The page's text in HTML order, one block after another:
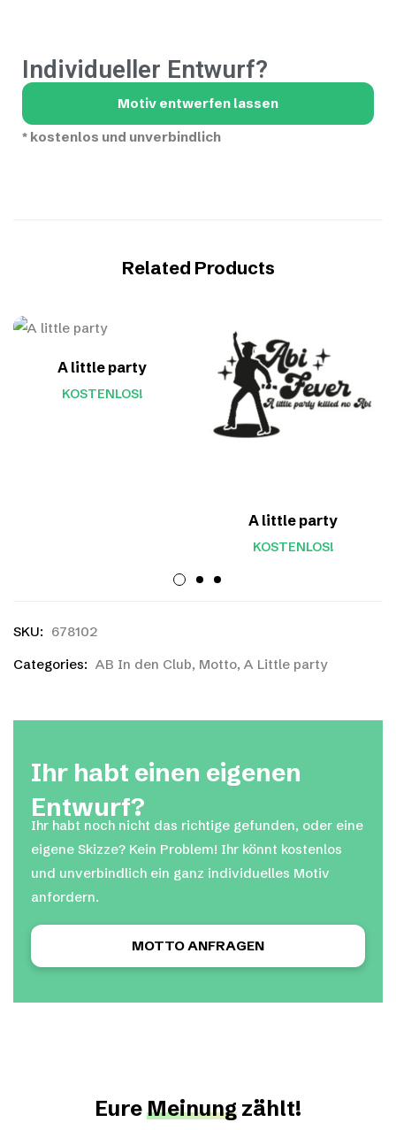
Individueller Entwurf?
Motiv entwerfen lassen
* kostenlos und unverbindlich
Related Products
A little party
KOSTENLOS!
A little party
KOSTENLOS!
SKU: 678102
Categories: AB In den Club, Motto, A Little party
Ihr habt einen eigenen
Entwurf?
Ihr habt noch nicht das richtige gefunden, oder eine
eigene Skizze? Kein Problem! Ihr könnt kostenlos
und unverbindlich ein ganz individuelles Motiv
anfordern.
MOTTO ANFRAGEN
EureMeinung zählt!